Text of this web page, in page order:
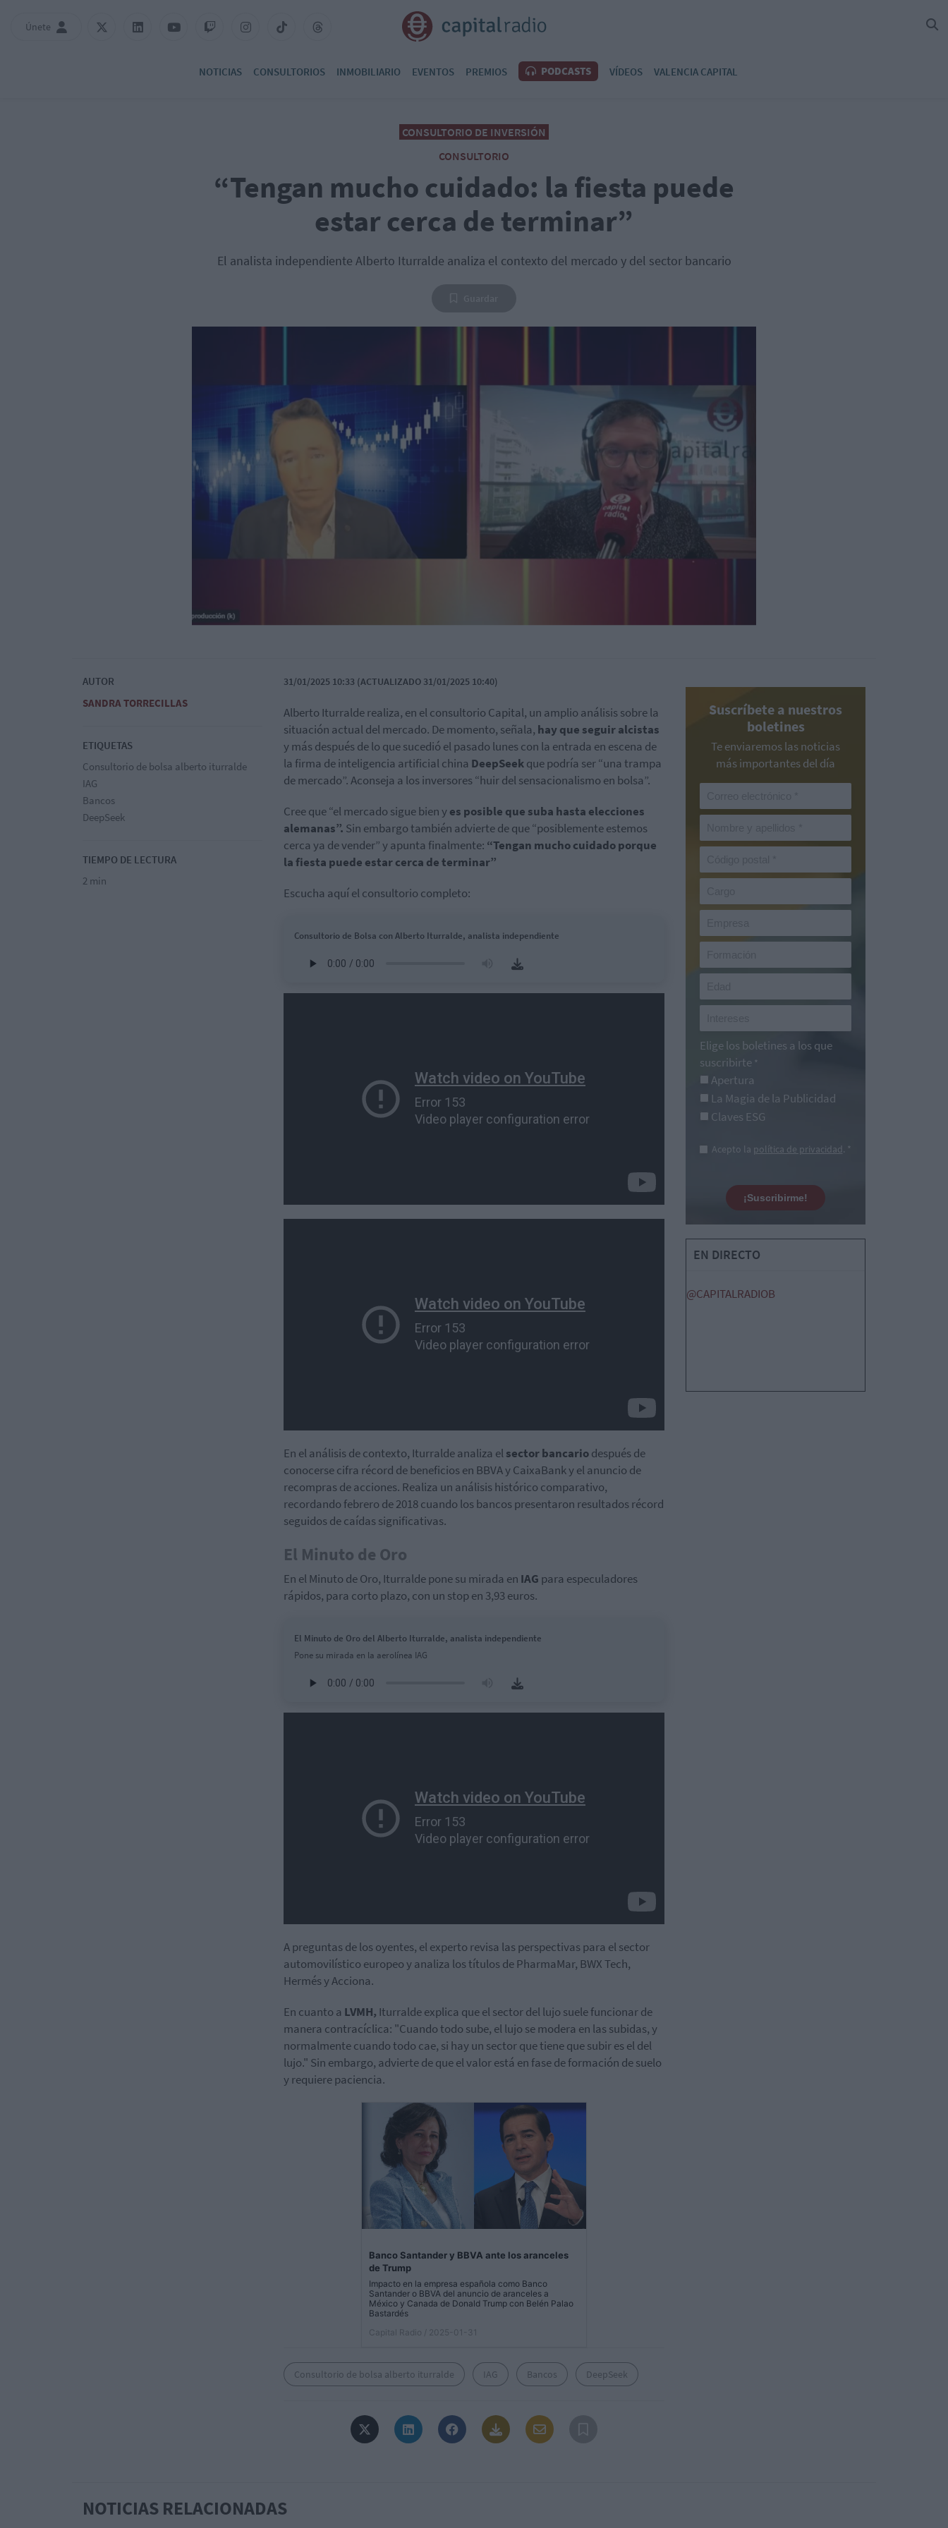
Únete
NOTICIAS CONSULTORIOS INMOBILIARIO EVENTOS PREMIOS PODCASTS VÍDEOS VALENCIA CAPITAL
CONSULTORIO DE INVERSIÓN
CONSULTORIO
“Tengan mucho cuidado: la fiesta puede
estar cerca de terminar”
El analista independiente Alberto Iturralde analiza el contexto del mercado y del sector bancario
AUTOR
SANDRA TORRECILLAS
ETIQUETAS
Consultorio de bolsa alberto iturralde
IAG
Bancos
DeepSeek
TIEMPO DE LECTURA
2 min
31/01/2025 10:33 (ACTUALIZADO 31/01/2025 10:40)
Alberto Iturralde realiza, en el consultorio Capital, un amplio análisis sobre la
situación actual del mercado. De momento, señala, hay que seguir alcistas
y más después de lo que sucedió el pasado lunes con la entrada en escena de
la firma de inteligencia artificial china DeepSeekque podría ser “una trampa
de mercado”. Aconseja a los inversores “huir del sensacionalismo en bolsa”.
Cree que “el mercado sigue bien yes posible que suba hasta elecciones
alemanas”. Sin embargo también advierte de que “posiblemente estemos
cerca ya de vender” y apunta finalmente: “Tengan mucho cuidado porque
la fiesta puede estar cerca de terminar”
Escucha aquí el consultorio completo:
Consultorio de Bolsa con Alberto Iturralde, analista independiente
En el análisis de contexto, Iturralde analiza elsector bancariodespués de
conocerse cifra récord de beneficios en BBVA y CaixaBank y el anuncio de
recompras de acciones. Realiza un análisis histórico comparativo,
recordando febrero de 2018 cuando los bancos presentaron resultados récord
seguidos de caídas significativas.
El Minuto de Oro
En el Minuto de Oro, Iturralde pone su mirada en IAG para especuladores
rápidos, para corto plazo, con un stop en 3,93 euros.
El Minuto de Oro del Alberto Iturralde, analista independiente
Pone su mirada en la aerolínea IAG
A preguntas de los oyentes, el experto revisa las perspectivas para el sector
automovilístico europeo y analiza los títulos de PharmaMar, BWX Tech,
Hermés y Acciona.
En cuanto a LVMH, Iturralde explica que el sector del lujo suele funcionar de
manera contracíclica: "Cuando todo sube, el lujo se modera en las subidas, y
normalmente cuando todo cae, si hay un sector que tiene que subir es el del
lujo." Sin embargo, advierte de que el valor está en fase de formación de suelo
y requiere paciencia.
Banco Santander y BBVA ante los aranceles
de Trump
Impacto en la empresa española como Banco
Santander o BBVA del anuncio de aranceles a
México y Canada de Donald Trump con Belén Palao
Bastardés
Capital Radio
/ 2025-01-31
Consultorio de bolsa alberto iturralde IAG Bancos DeepSeek
Suscríbete a nuestros
boletines
Te enviaremos las noticias
más importantes del día
Elige los boletines a los que
suscribirte *
Apertura
La Magia de la Publicidad
Claves ESG
Acepto la política de privacidad. *
¡Suscribirme!
EN DIRECTO
@CAPITALRADIOB
NOTICIAS RELACIONADAS